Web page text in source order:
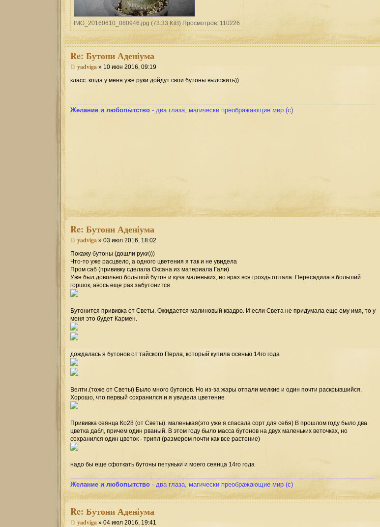
IMG_20160610_080946.jpg (73.33 KiB) Просмотров: 110226
Re: Бутони Аденіума
yadviga » 10 июн 2016, 09:19
класс. когда у меня уже руки дойдут свои бутоны выложить))
Желание и любопытство - два глаза, магически преображающие мир (с)
Re: Бутони Аденіума
yadviga » 03 июл 2016, 18:02
Покажу бутоны (дошли руки)))
Что-то уже расцвело, а одного цветения я так и не увидела
Пром саб (прививку сделала Оксана из материала Гали)
Уже был довольно большой бутон и куча маленьких, но враз вся гроздь отпала. Пересадила в больший
горшок, авось еще раз забутонится
Бутонится прививка от Светы. Ожидается малиновый квадро. И если Света не придумала еще ему имя, то у
меня это будет Кармен.
дождалась я бутонов от тайского Перла, который купила осенью 14го года
Велти.(тоже от Светы) Было много бутонов. Но из-за жары отпали мелкие и один почти раскрывшийся.
Хорошо, что первый сохранился и я увидела цветение
Прививка сеянца Ко28 (от Светы). маленькая(это уже я спасала сорт для себя) В прошлом году было два
цветка дабл, причем один рваный. В этом году было масса бутонов на двух маленьких веточках, но
сохранился один цветок - трипл (размером почти как все растение)
надо бы еще сфоткать бутоны петуньки и моего сеянца 14го года
Желание и любопытство - два глаза, магически преображающие мир (с)
Re: Бутони Аденіума
yadviga » 04 июл 2016, 19:41